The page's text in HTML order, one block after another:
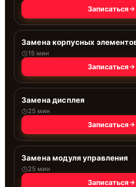
Записаться
Замена корпусных
15 мин
Записаться
Замена дисплея
25 мин
Записаться
Замена модуля управления
25 мин
Записаться